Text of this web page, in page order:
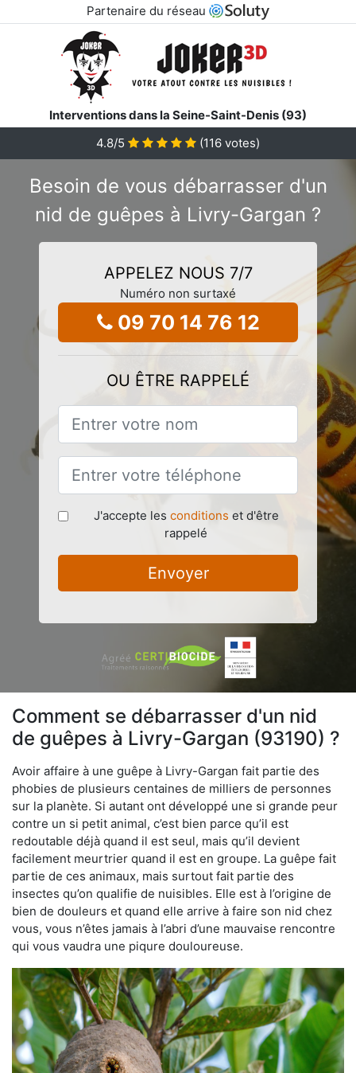
Partenaire du réseau
Interventions dans la Seine-Saint-Denis (93)
4.8/5 (116 votes)
Besoin de vous débarrasser d'un
nid de guêpes à Livry-Gargan ?
APPELEZ NOUS 7/7
Numéro non surtaxé
09 70 14 76 12
OU ÊTRE RAPPELÉ
J'accepte les conditions et d'être
rappelé
Envoyer
Comment se débarrasser d'un nid
de guêpes à Livry-Gargan (93190) ?
Avoir affaire à une guêpe à Livry-Gargan fait partie des
phobies de plusieurs centaines de milliers de personnes
sur la planète. Si autant ont développé une si grande peur
contre un si petit animal, c’est bien parce qu’il est
redoutable déjà quand il est seul, mais qu’il devient
facilement meurtrier quand il est en groupe. La guêpe fait
partie de ces animaux, mais surtout fait partie des
insectes qu’on qualifie de nuisibles. Elle est à l’origine de
bien de douleurs et quand elle arrive à faire son nid chez
vous, vous n’êtes jamais à l’abri d’une mauvaise rencontre
qui vous vaudra une piqure douloureuse.